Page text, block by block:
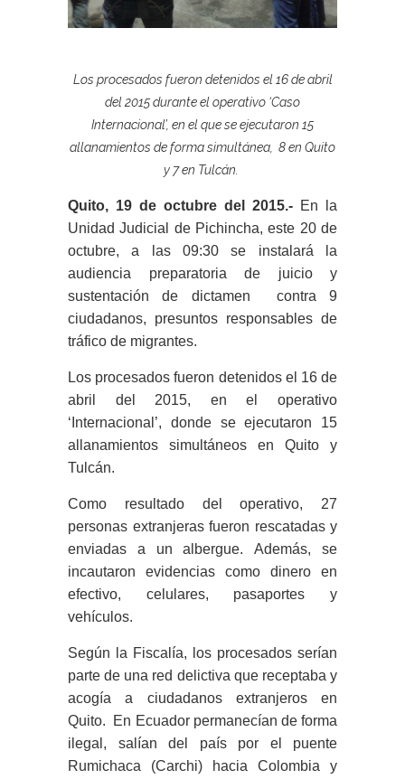
Los procesados fueron detenidos el 16 de abril
del 2015 durante el operativo ‘Caso
Internacional’, en el que se ejecutaron 15
allanamientos de forma simultánea, 8 en Quito
y 7 en Tulcán.
Quito, 19 de octubre del 2015.- En la
Unidad Judicial de Pichincha, este 20 de
octubre, a las 09:30 se instalará la
audiencia preparatoria de juicio y
sustentación de dictamen contra 9
ciudadanos, presuntos responsables de
tráfico de migrantes.
Los procesados fueron detenidos el 16 de
abril del 2015, en el operativo
‘Internacional’, donde se ejecutaron 15
allanamientos simultáneos en Quito y
Tulcán.
Como resultado del operativo, 27
personas extranjeras fueron rescatadas y
enviadas a un albergue. Además, se
incautaron evidencias como dinero en
efectivo, celulares, pasaportes y
vehículos.
Según la Fiscalía, los procesados serían
parte de una red delictiva que receptaba y
acogía a ciudadanos extranjeros en
Quito. En Ecuador permanecían de forma
ilegal, salían del país por el puente
Rumichaca (Carchi) hacia Colombia y